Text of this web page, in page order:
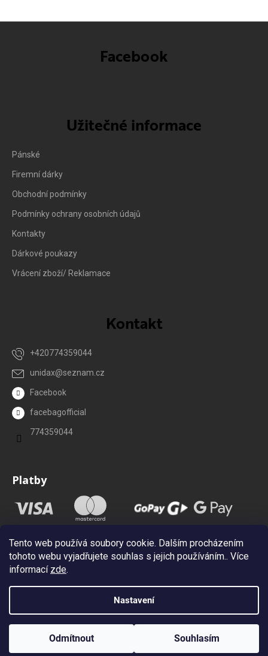
Tento web používá soubory cookie. Dalším procházením
tohoto webu vyjadřujete souhlas s jejich používáním.. Více
informací zde.
Nastavení
Odmítnout Souhlasím
Facebook
Užitečné informace
Pánské
Firemní dárky
Obchodní podmínky
Podmínky ochrany osobních údajů
Kontakty
Dárkové poukazy
Vrácení zboží/ Reklamace
Kontakt
unidax@seznam.cz
+420774359044
Facebook
facebagofficial
774359044
Platby
. Všechna práva vyhrazena.